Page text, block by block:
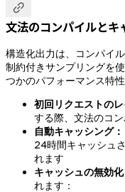

文法のコンパイルとキ
構造化出力は、コンパイ
制約付きサンプリングを
つかのパフォーマンス特
初回リクエストのレ
する際、文法のコ
自動キャッシング：
24時間キャッシュ
れます
キャッシュの無効化
れます：